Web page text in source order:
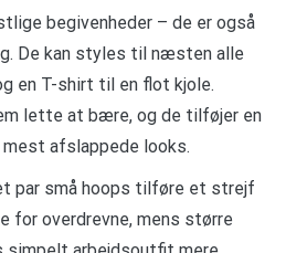
begivenheder – de er også
De kan styles til næsten alle
en T-shirt til en flot kjole.
lette at bære, og de tilføjer en
afslappede looks.
par små hoops tilføre et strejf
for overdrevne, mens større